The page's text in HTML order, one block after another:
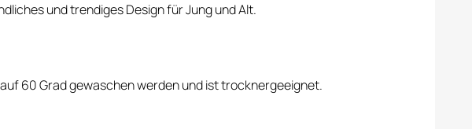
und trendiges Design für Jung und Alt.
60 Grad gewaschen werden und ist trocknergeeignet.